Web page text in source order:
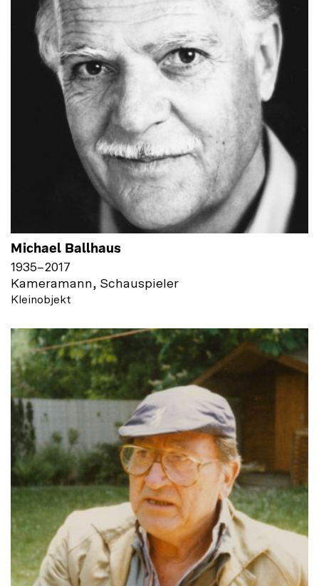
Michael Ballhaus
1935–2017
Kameramann, Schauspieler
Kleinobjekt